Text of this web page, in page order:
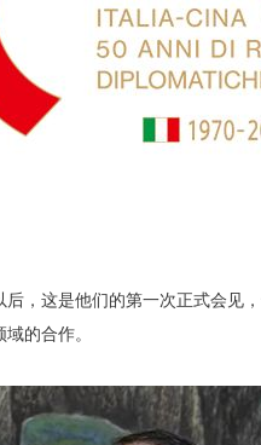
这是他们的第一次正式会见
的合作。